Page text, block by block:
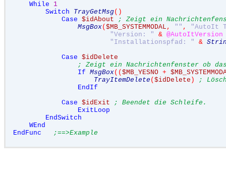
While
1
Switch
TrayGetMsg()
Case $idAbout
; Zeigt ein
MsgBox( $MB_SYSTEMMODAL , "" ,
"AutoIt
"Version: "
& @AutoItVersion
"Installationspfad: "
&
Case $idDelete
; Zeigt ein Nachrichtenfenster ob
If MsgBox(( $MB_YESNO +
TrayItemDelete ( $idDelete )
;
EndIf
Case $idExit
; Beendet die Schleife.
ExitLoop
EndSwitch
WEnd
EndFunc
;==>Example